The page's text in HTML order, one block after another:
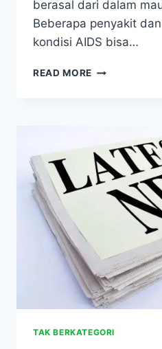
berasal dari dalam
Beberapa penyakit
kondisi AIDS bisa…
READ MORE TERAPI
TAK BERKATEGORI